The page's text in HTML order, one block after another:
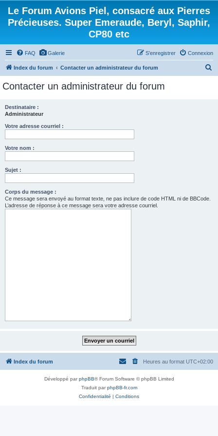
Le Forum Avions Piel, consacré aux Pierres
Précieuses. Super Emeraude, Beryl, Saphir,
CP80 etc
FAQ Galerie Connexion
S’enregistrer
Index du forum Contacter un administrateur du forum
Contacter un administrateur du forum
Destinataire :
Administrateur
Votre adresse courriel :
Votre nom :
Sujet :
Corps du message :
Ce message sera envoyé au format texte, ne pas inclure de code HTML ni de BBCode.
L’adresse de réponse à ce message sera votre adresse courriel.
Index du forum Heures au format UTC+02:00
Développé parphpBB® Forum Software © phpBB Limited
Traduit parphpBB-fr.com
Confidentialité | Conditions